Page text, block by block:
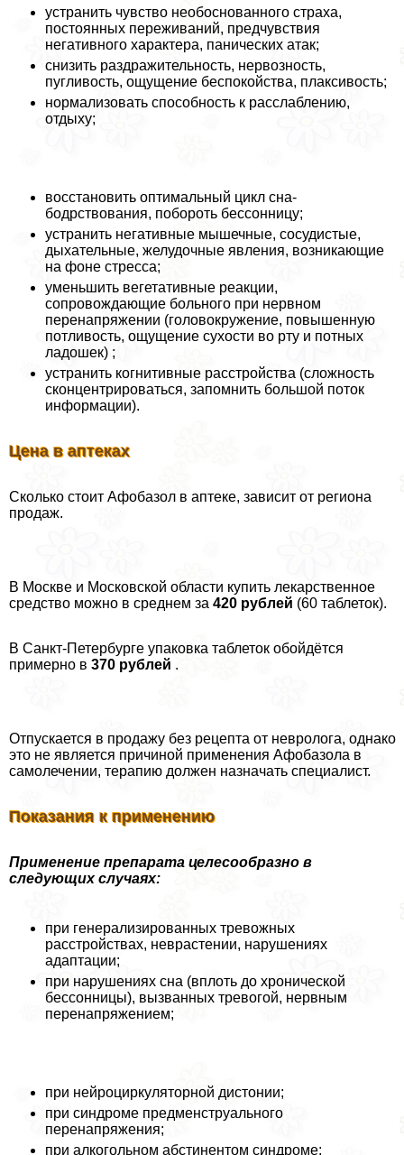
устранить чувство необоснованного стpaxa,
постоянных переживаний, предчувствия
негативного хаpaктера, панических атак;
снизить раздражительность, нервозность,
пугливость, ощущение беспокойства, плаксивость;
нормализовать способность к расслаблению,
отдыху;
восстановить оптимальный цикл сна-
бодрствования, побороть бессонницу;
устранить негативные мышечные, сосудистые,
дыхательные, желудочные явления, возникающие
на фоне стресса;
уменьшить вегетативные реакции,
сопровождающие больного при нервном
перенапряжении (головокружение, повышенную
потливость, ощущение сухости во рту и потных
ладошек) ;
устранить когнитивные расстройства (сложность
сконцентрироваться, запомнить большой поток
информации).
Цена в аптеках
Сколько стоит Афобазол в аптеке, зависит от региона
продаж.
В Москве и Московской области купить лекарственное
средство можно в среднем за 420 рублей (60 таблеток).
В Санкт-Петербурге упаковка таблеток обойдётся
примерно в 370 рублей .
Отпускается в продажу без рецепта от невролога, однако
это не является причиной применения Афобазола в
самолечении, терапию должен назначать специалист.
Показания к применению
Применение препарата целесообразно в
следующих случаях:
при генерализированных тревожных
расстройствах, неврастении, нарушениях
адаптации;
при нарушениях сна (вплоть до хронической
бессонницы), вызванных тревогой, нервным
перенапряжением;
при нейроциркуляторной дистонии;
при синдроме предмeнcтpуального
перенапряжения;
при алкогольном абстинентом синдроме;